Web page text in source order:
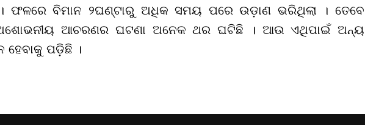
ଫଳରେ ବିମାନ ୨ଘଣ୍ଟାରୁ ଅଧିକ ସମୟ ପରେ ଉଡ଼ାଣ ଭରିଥିଲା । ତେବେ
ଆଚରଣର ଘଟଣା ଅନେକ ଥର ଘଟିଛି । ଆଉ ଏଥିପାଇଁ ଅନ୍ୟ
ହେବାକୁ ପଡ଼ିଛି ।